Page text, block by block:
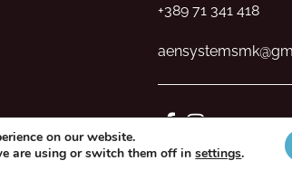
+389 71 341 418
on our website.
are using or switch them off insettings.